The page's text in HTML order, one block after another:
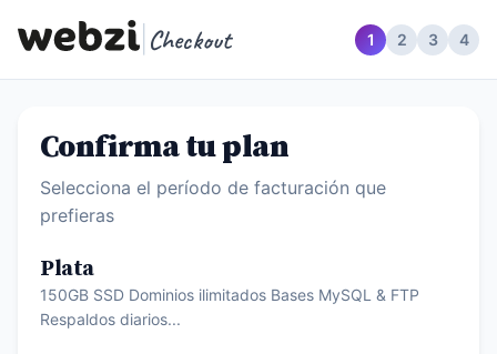
Checkout 1 2 3 4
Confirma tu plan
Selecciona el período de facturación que
prefieras
Plata
150GB SSD Dominios ilimitados Bases MySQL & FTP
Respaldos diarios...